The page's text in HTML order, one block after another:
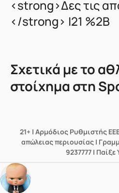
<strong>Δες τις
</strong> |21 %2B
Σχετικά με το
στοίχημα στη
21+ | Αρμόδιος Ρυθμιστής
απώλειας περιουσίας |
9237777 |